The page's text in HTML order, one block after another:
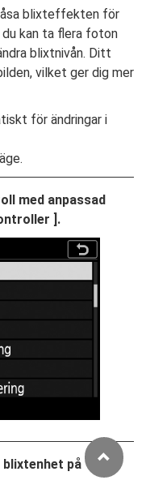
blixteffekten för
kan ta flera foton
blixtnivån. Ditt
vilket ger dig mer
för ändringar i
med anpassad
].
på